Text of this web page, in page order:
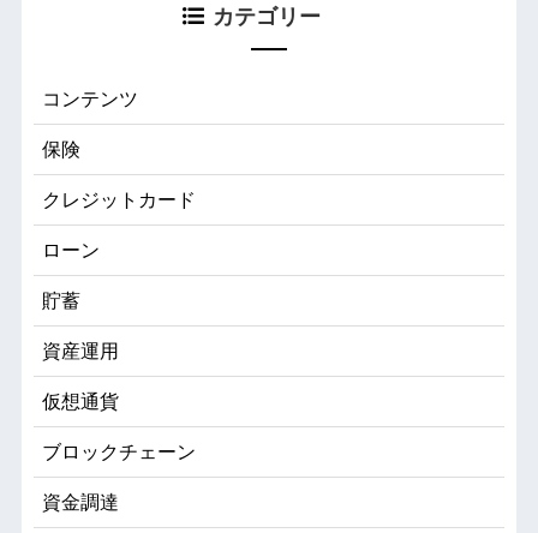
カテゴリー
コンテンツ
保険
クレジットカード
ローン
貯蓄
資産運用
仮想通貨
ブロックチェーン
資金調達